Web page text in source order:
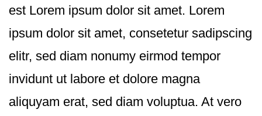
est Lorem ipsum dolor sit amet. Lorem
ipsum dolor sit amet, consetetur sadipscing
elitr, sed diam nonumy eirmod tempor
invidunt ut labore et dolore magna
aliquyam erat, sed diam voluptua. At vero